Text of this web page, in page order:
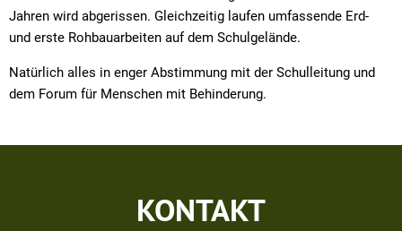
Jahren wird abgerissen. Gleichzeitig laufen umfassende Erd-
und erste Rohbauarbeiten auf dem Schulgelände.
Natürlich alles in enger Abstimmung mit der Schulleitung und
dem Forum für Menschen mit Behinderung.
KONTAKT